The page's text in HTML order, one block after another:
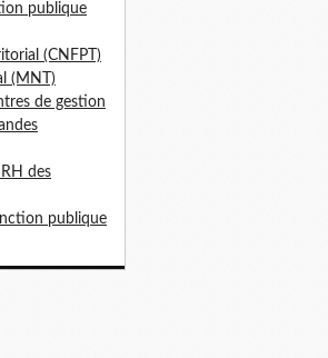
publique
(CNFPT)
(MNT)
de gestion
des
publique